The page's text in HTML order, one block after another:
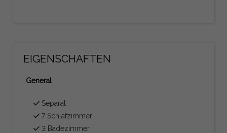
EIGENSCHAFTEN
General
Separat
7 Schlafzimmer
3 Badezimmer